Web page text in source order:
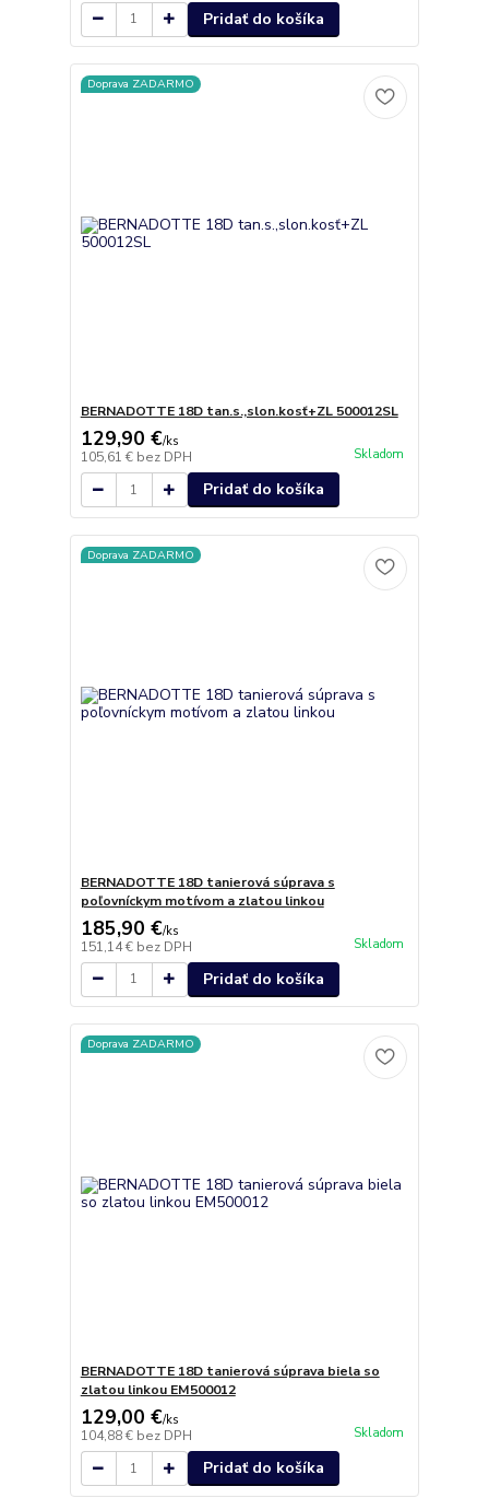
Pridať do košíka
Doprava ZADARMO
BERNADOTTE 18D tan.s.,slon.kosť+ZL 500012SL
129,90 €/ks
105,61 € bez DPH Skladom
Pridať do košíka
Doprava ZADARMO
BERNADOTTE 18D tanierová súprava s
poľovníckym motívom a zlatou linkou
185,90 €/ks
151,14 € bez DPH Skladom
Pridať do košíka
Doprava ZADARMO
BERNADOTTE 18D tanierová súprava biela so
zlatou linkou EM500012
129,00 €/ks
104,88 € bez DPH Skladom
Pridať do košíka